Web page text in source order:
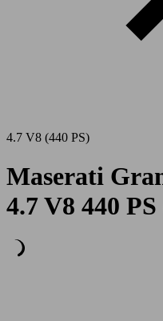
4.7 V8 (440 PS)
Maserati
4.7 V8 440